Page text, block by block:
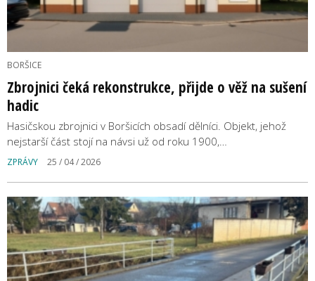
BORŠICE
Zbrojnici čeká rekonstrukce, přijde o věž na sušení
hadic
Hasičskou zbrojnici v Boršicích obsadí dělníci. Objekt, jehož
nejstarší část stojí na návsi už od roku 1900,…
ZPRÁVY 25 / 04 / 2026